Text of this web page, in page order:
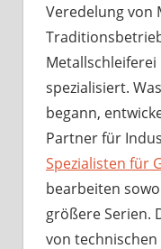
Veredelung von
Metallschleiferei
spezialisiert.
begann,
Partner für
Spezialisten für
bearbeiten
größere Serien.
von